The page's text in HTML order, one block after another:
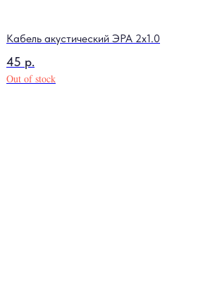
Кабель акустический ЭРА 2x1.0
45 р.
Out of stock